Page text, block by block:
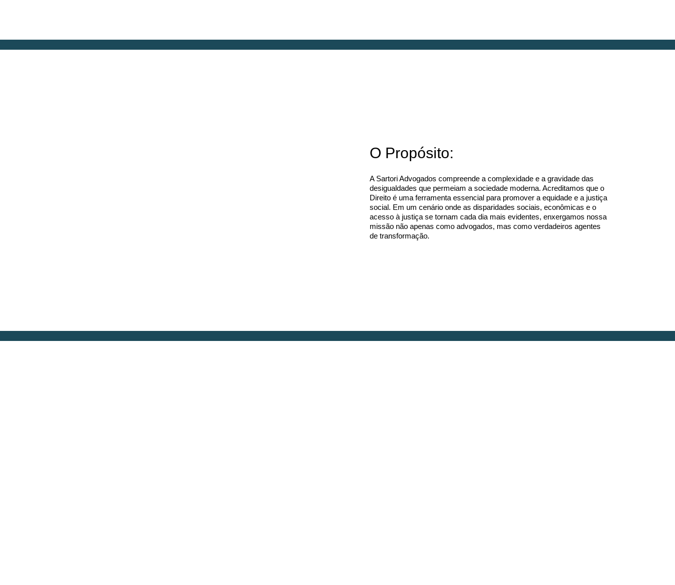
O Propósito:
A Sartori Advogados compreende a complexidade e a gravidade das
desigualdades que permeiam a sociedade moderna. Acreditamos que o
Direito é uma ferramenta essencial para promover a equidade e a justiça
social. Em um cenário onde as disparidades sociais, econômicas e o
acesso à justiça se tornam cada dia mais evidentes, enxergamos nossa
missão não apenas como advogados, mas como verdadeiros agentes
de transformação.